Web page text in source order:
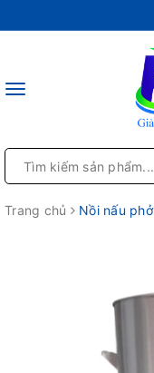
Toggle
Trang chủ Nồi nấu